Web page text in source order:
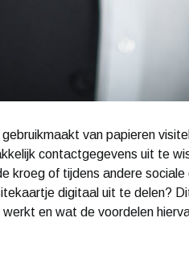
van papieren
contactgegevens uit te
kroeg of tijdens andere sociale
digitaal uit te delen?
en wat de voordelen